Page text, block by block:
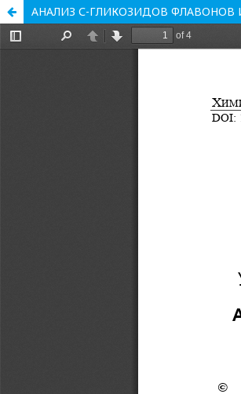
АНАЛИЗ С-ГЛИКОЗИДОВ ФЛАВОНОВ И